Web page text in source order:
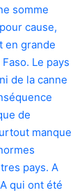
somme
cause,
en grande
Le pays
de la canne
de
manque
pays. A
qui ont été